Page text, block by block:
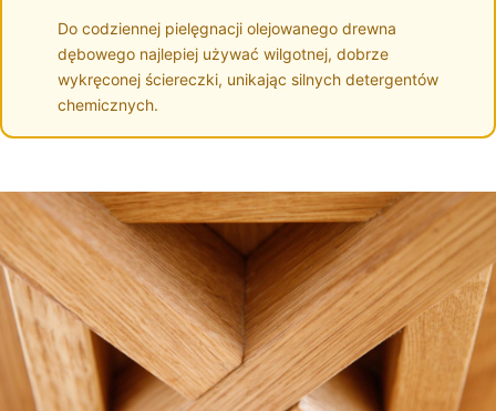
Do codziennej pielęgnacji olejowanego drewna
dębowego najlepiej używać wilgotnej, dobrze
wykręconej ściereczki, unikając silnych detergentów
chemicznych.